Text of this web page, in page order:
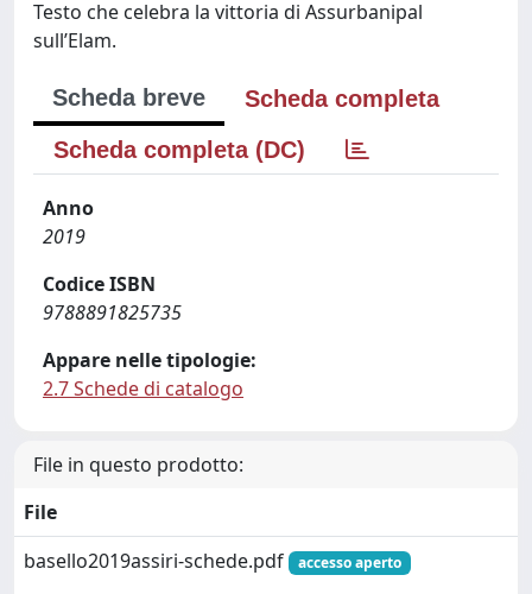
Testo che celebra la vittoria di Assurbanipal
sull’Elam.
Scheda breve
Scheda completa
Scheda completa (DC)
Anno
2019
Codice ISBN
9788891825735
Appare nelle tipologie:
2.7 Schede di catalogo
File in questo prodotto:
File
basello2019assiri-schede.pdf
accesso aperto